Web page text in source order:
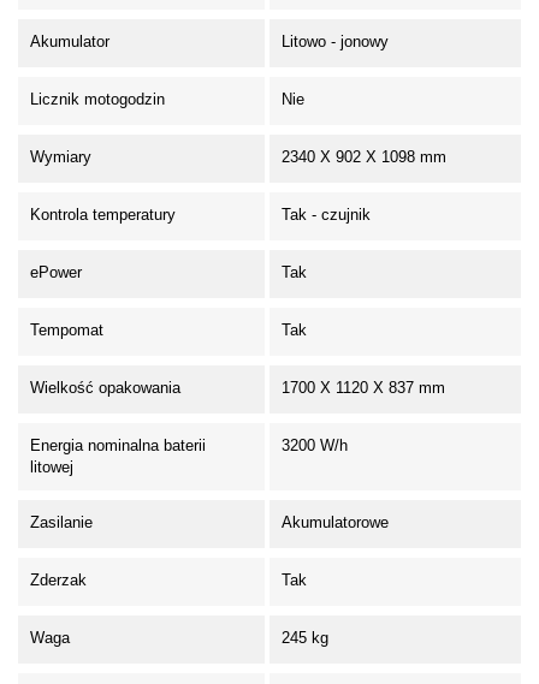
Akumulator Litowo - jonowy
Licznik motogodzin Nie
Wymiary 2340 X 902 X 1098 mm
Kontrola temperatury Tak - czujnik
ePower Tak
Tempomat Tak
Wielkość opakowania 1700 X 1120 X 837 mm
Energia nominalna baterii
litowej
3200 W/h
Zasilanie Akumulatorowe
Zderzak Tak
Waga 245 kg